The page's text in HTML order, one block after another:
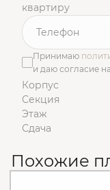
квартиру
Принимаю
и даю согласие на
Корпус
Секция
Этаж
Сдача
Похожие